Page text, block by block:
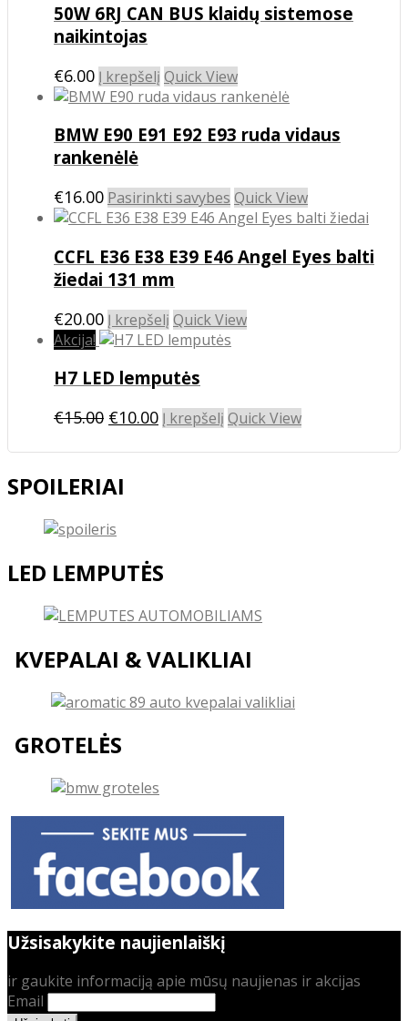
50W 6RJ CAN BUS klaidų sistemose
naikintojas
€6.00 Į krepšelį Quick View
BMW E90 E91 E92 E93 ruda vidaus
rankenėlė
€16.00 Pasirinkti savybes This
product
multiple
options
may
the
page
Quick View
CCFL E36 E38 E39 E46 Angel Eyes balti
žiedai 131 mm
€20.00 Į krepšelį Quick View
Akcija!
H7 LED lemputės
€15.00 Original
was:
€15.00.
€10.00Current
is:
Į krepšelį Quick View
SPOILERIAI
LED LEMPUTĖS
KVEPALAI & VALIKLIAI
GROTELĖS
Užsisakykite naujienlaiškį
ir gaukite informaciją apie mūsų naujienas ir akcijas
Email